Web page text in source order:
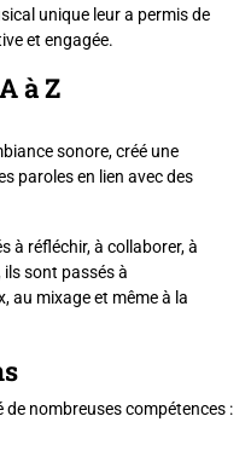
unique leur a permis de
et engagée.
à Z
sonore, créé une
paroles en lien avec des
à réfléchir, à collaborer, à
ils sont passés à
au mixage et même à la
nombreuses compétences :